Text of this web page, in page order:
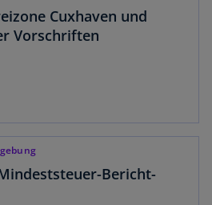
Cuxhaven und
Vorschriften
Bericht-